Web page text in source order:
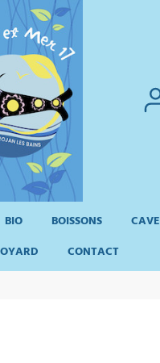
BIO BOISSONS CAVE
CONTACT